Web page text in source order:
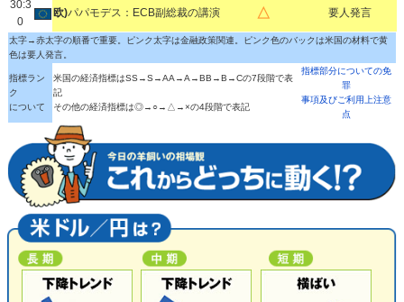
30:3
0
欧)パパモデス：ECB副総裁の講演 △ 要人発言
太字→赤太字の順番で重要。ピンク太字は金融政策関連。ピンク色のバックは米国の材料で黄
色は要人発言。
指標ラン
ク
について
米国の経済指標はSS→S→AA→A→BB→B→Cの7段階で表
記
その他の経済指標は◎→○→△→×の4段階で表記
指標部分についての免
罪
事項及びご利用上注意
点